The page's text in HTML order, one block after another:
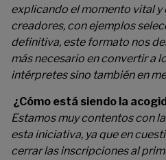
explicando el momento vital
creadores, con ejemplos
definitiva, este formato nos
más necesario en convertir a
intérpretes sino también en
¿Cómo está siendo la
Estamos muy contentos con
esta iniciativa, ya que en
cerrar las inscripciones al